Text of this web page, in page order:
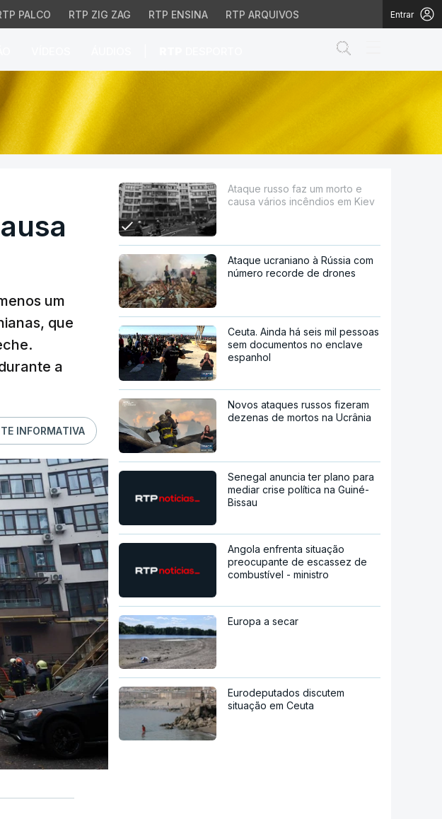
PALCO RTP ZIG ZAG RTP ENSINA RTP ARQUIVOS Entrar
vários incêndios em Kiev
um
que
a
INFORMATIVA
Ataque russo faz um morto e
causa vários incêndios em Kiev
Ataque ucraniano à Rússia com
número recorde de drones
Ceuta. Ainda há seis mil pessoas
sem documentos no enclave
espanhol
Novos ataques russos fizeram
dezenas de mortos na Ucrânia
Senegal anuncia ter plano para
mediar crise política na Guiné-
Bissau
Angola enfrenta situação
preocupante de escassez de
combustível - ministro
Europa a secar
Eurodeputados discutem
situação em Ceuta